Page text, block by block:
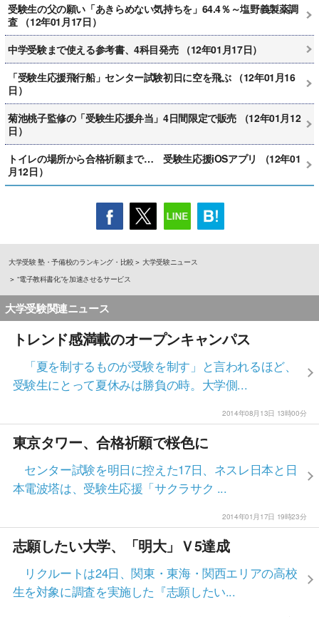
受験生の父の願い「あきらめない気持ちを」64.4％～塩野義製薬調
査 （12年01月17日）
中学受験まで使える参考書、4科目発売 （12年01月17日）
「受験生応援飛行船」センター試験初日に空を飛ぶ （12年01月16
日）
菊池桃子監修の「受験生応援弁当」4日間限定で販売 （12年01月12
日）
トイレの場所から合格祈願まで… 受験生応援iOSアプリ （12年01
月12日）
大学受験 塾・予備校のランキング・比較
大学受験ニュース
“電子教科書化”を加速させるサービス
大学受験関連ニュース
トレンド感満載のオープンキャンパス
「夏を制するものが受験を制す」と言われるほど、
受験生にとって夏休みは勝負の時。大学側...
2014年08月13日 13時00分
東京タワー、合格祈願で桜色に
センター試験を明日に控えた17日、ネスレ日本と日
本電波塔は、受験生応援「サクラサク ...
2014年01月17日 19時23分
志願したい大学、「明大」Ｖ5達成
リクルートは24日、関東・東海・関西エリアの高校
生を対象に調査を実施した『志願したい...